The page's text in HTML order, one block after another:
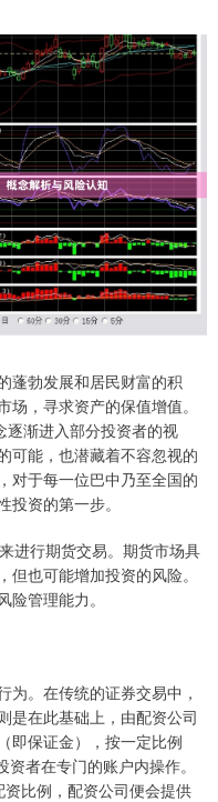
蓬勃发展和居民财富的积
，寻求资产的保值增值。
逐渐进入部分投资者的视
可能，也潜藏着不容忽视的
对于每一位巴中乃至全国的
资的第一步。
进行期货交易。期货市场具
也可能增加投资的风险。
管理能力。
为。在传统的证券交易中，
是在此基础上，由配资公司
即保证金），按一定比例
者在专门的账户内操作。
比例，配资公司便会提供